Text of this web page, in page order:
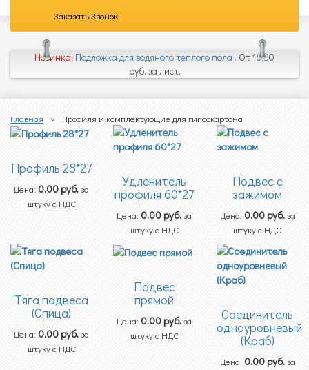
Заказать Звонок
Новинка! Подложка для водяного теплого пола . От 16,50
руб. за лист.
Главная > Профиля и комплектующие для гипсокартона
Профиль 28*27
Цена:0.00руб. за
штуку с НДС
Удленитель
профиля 60*27
Цена: 0.00руб. за
штуку с НДС
Подвес с
зажимом
Цена: 0.00руб. за
штуку с НДС
Тяга подвеса
(Спица)
Цена:0.00руб. за
штуку с НДС
Подвес
прямой
Цена:0.00руб. за
штуку с НДС
Соединитель
одноуровневый
(Краб)
Цена: 0.00руб.за